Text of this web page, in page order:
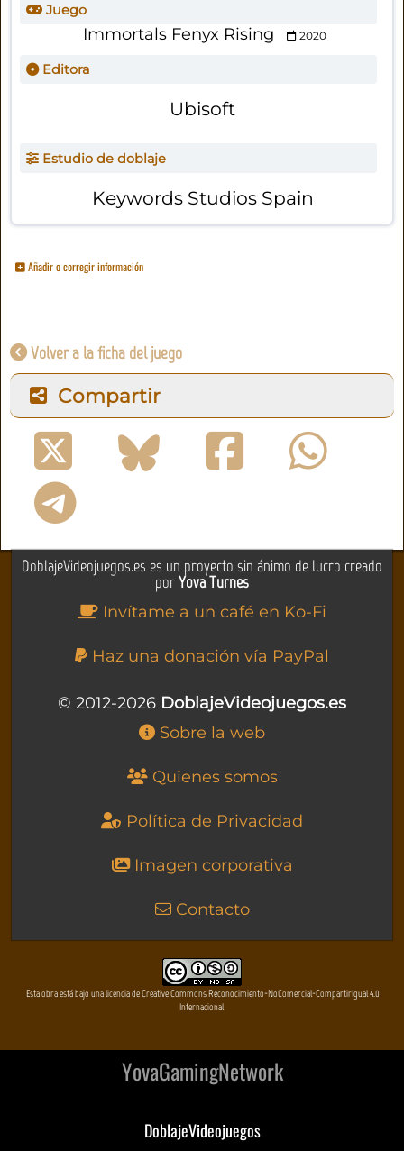
Juego
Immortals Fenyx Rising 2020
Editora
Ubisoft
Estudio de doblaje
Keywords Studios Spain
Añadir o corregir información
Volver a la ficha del juego
Compartir
DoblajeVideojuegos.es es un proyecto sin ánimo de lucro creado
porYova Turnes
Invítame a un café en Ko-Fi
Haz una donación vía PayPal
© 2012-2026 DoblajeVideojuegos.es
Sobre la web
Quienes somos
Política de Privacidad
Imagen corporativa
Contacto
Esta obra está bajo una licencia de Creative Commons Reconocimiento-NoComercial-CompartirIgual 4.0
Internacional
YovaGamingNetwork
DoblajeVideojuegos